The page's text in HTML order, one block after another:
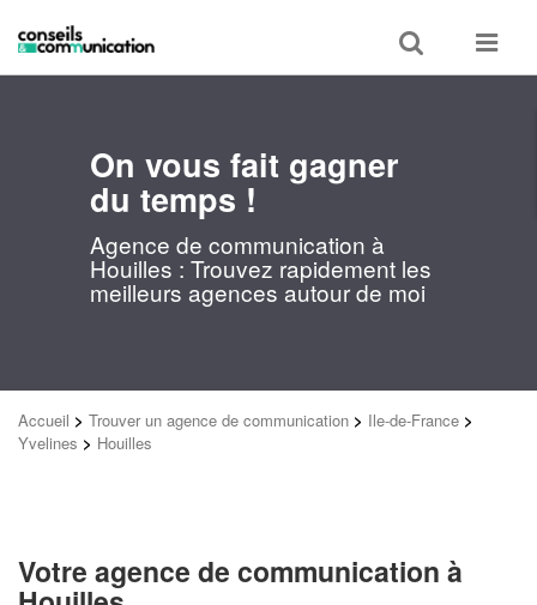
Toggle
search
Toggle
On vous fait gagner
du temps !
Agence de communication à
Houilles : Trouvez rapidement les
meilleurs agences autour de moi
Accueil > Trouver un agence de communication > Ile-de-France >
Yvelines > Houilles
Votre agence de communication à